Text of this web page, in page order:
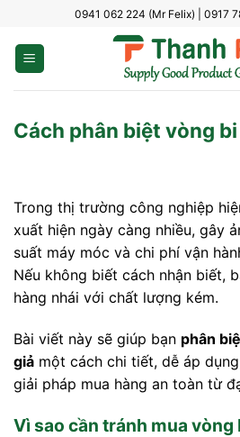
dung
0941 062 224 (Mr Felix) | 0917
Cách phân biệt vòng
Trong thị trường công nghiệp
xuất hiện ngày càng nhiều, gây
suất máy móc và chi phí vận
Nếu không biết cách nhận biết,
hàng nhái với chất lượng kém.
Bài viết này sẽ giúp bạn phân
giả một cách chi tiết, dễ áp
giải pháp mua hàng an toàn từ
Vì sao cần tránh mua vòng